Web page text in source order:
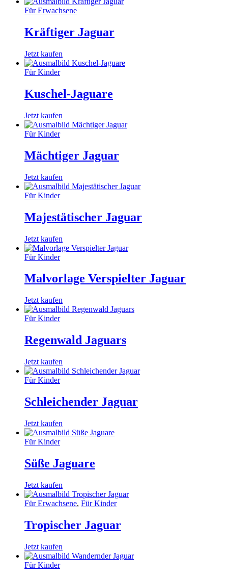
Für Erwachsene
Kräftiger Jaguar
Jetzt kaufen
Für Kinder
Kuschel-Jaguare
Jetzt kaufen
Für Kinder
Mächtiger Jaguar
Jetzt kaufen
Für Kinder
Majestätischer Jaguar
Jetzt kaufen
Für Kinder
Malvorlage Verspielter Jaguar
Jetzt kaufen
Für Kinder
Regenwald Jaguars
Jetzt kaufen
Für Kinder
Schleichender Jaguar
Jetzt kaufen
Für Kinder
Süße Jaguare
Jetzt kaufen
Für Erwachsene, Für Kinder
Tropischer Jaguar
Jetzt kaufen
Für Kinder